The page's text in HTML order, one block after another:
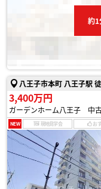
約1
八王子市本町 八王子駅
3,400万円
ガーデンホーム八王子 中
NEW 現地見学会 お